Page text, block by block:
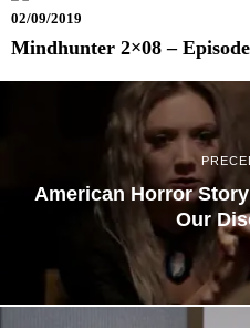
02/09/2019
Mindhunter 2×08 –
American Horror
Our